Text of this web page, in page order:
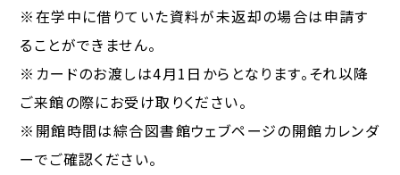
※在学中に借りていた資料が未返却の場合は申請す
ることができません。
※カードのお渡しは4月1日からとなります。それ以降
ご来館の際にお受け取りください。
※開館時間は綜合図書館ウェブページの開館カレンダ
ーでご確認ください。